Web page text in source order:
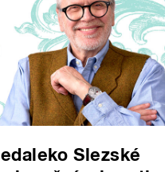
Slezské